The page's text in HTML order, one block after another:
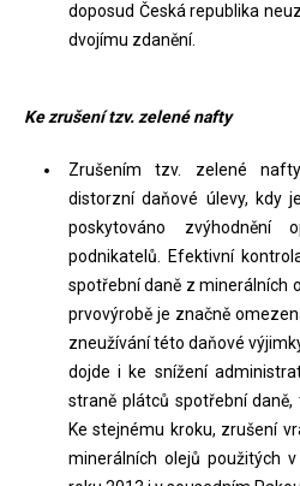
doposud Česká republika
dvojímu zdanění.
Ke zrušení tzv. zelené nafty
Zrušením tzv. zelené
distorzní daňové úlevy, kdy
poskytováno zvýhodnění
podnikatelů. Efektivní
spotřební daně z minerálních
prvovýrobě je značně
zneužívání této daňové
dojde i ke snížení
straně plátců spotřební daně,
Ke stejnému kroku, zrušení
minerálních olejů použitých